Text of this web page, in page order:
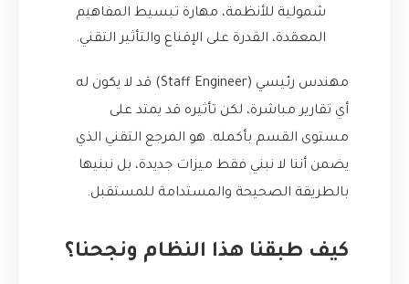
شمولية للأنظمة، مهارة تبسيط المفاهيم
المعقدة، القدرة على الإقناع والتأثير التقني.
مهندس رئيسي (Staff Engineer) قد لا يكون له
أي تقارير مباشرة، لكن تأثيره قد يمتد على
مستوى القسم بأكمله. هو المرجع التقني الذي
يضمن أننا لا نبني فقط ميزات جديدة، بل نبنيها
بالطريقة الصحيحة والمستدامة للمستقبل.
كيف طبقنا هذا النظام ونجحنا؟